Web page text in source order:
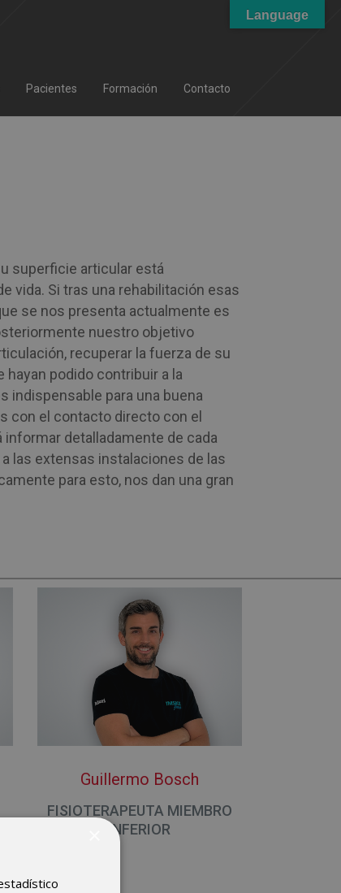
Pacientes Formación Contacto
superficie articular está
vida. Si tras una rehabilitación esas
se nos presenta actualmente es
nuestro objetivo
recuperar la fuerza de su
podido contribuir a la
indispensable para una buena
con el contacto directo con el
detalladamente de cada
las extensas instalaciones de las
para esto, nos dan una gran
Guillermo Bosch
FISIOTERAPEUTA MIEMBRO
INFERIOR
Language